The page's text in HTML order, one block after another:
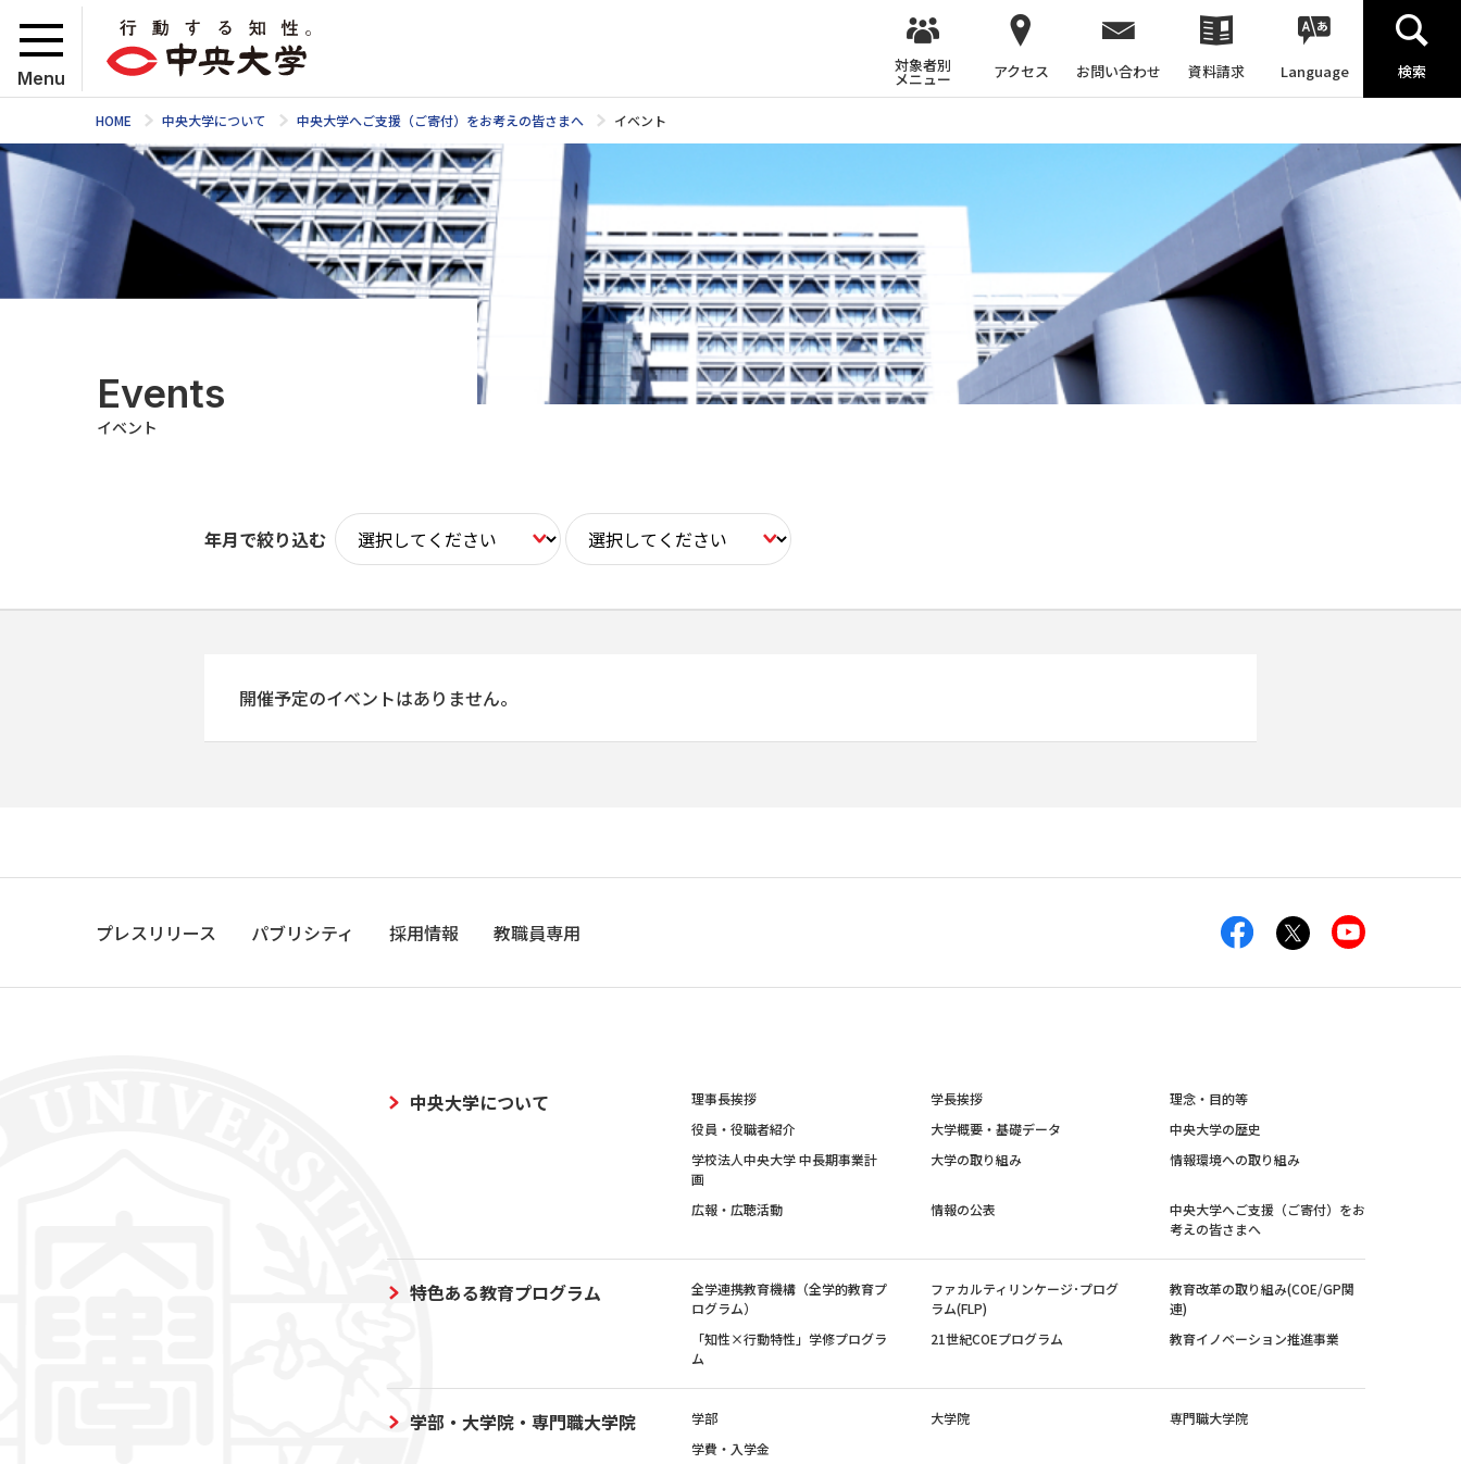
Menu
対象者別
メニュー アクセス お問い合わせ 資料請求 Language 検索
HOME 中央大学について 中央大学へご支援（ご寄付）をお考えの皆さまへ イベント
Events
イベント
年月で絞り込む
開催予定のイベントはありません。
プレスリリース パブリシティ 採用情報 教職員専用
中央大学について 理事長挨拶 学長挨拶
理念・目的等
役員・役職者紹介
大学概要・基礎データ
中央大学の歴史
学校法人中央大学 中長期事業計
画
大学の取り組み 情報環境への取り組み
広報・広聴活動 情報の公表
中央大学へご支援（ご寄付）をお
考えの皆さまへ
特色ある教育プログラム
全学連携教育機構（全学的教育プ
ログラム）
ファカルティリンケージ･プログ
ラム(FLP)
教育改革の取り組み(COE/GP関
連)
「知性×行動特性」学修プログラ
ム
21世紀COEプログラム 教育イノベーション推進事業
学部・大学院・専門職大学院 学部 大学院
専門職大学院
学費・入学金